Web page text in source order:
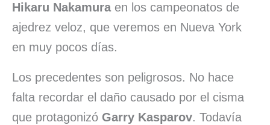
Hikaru Nakamuraen los campeonatos de
ajedrez veloz, que veremos en Nueva York
en muy pocos días.
Los precedentes son peligrosos. No hace
falta recordar el daño causado por el cisma
que protagonizó Garry Kasparov. Todavía